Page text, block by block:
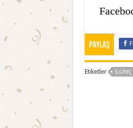
Paylaş
Etiketler